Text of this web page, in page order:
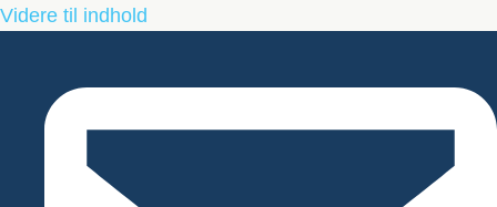
Videre til indhold